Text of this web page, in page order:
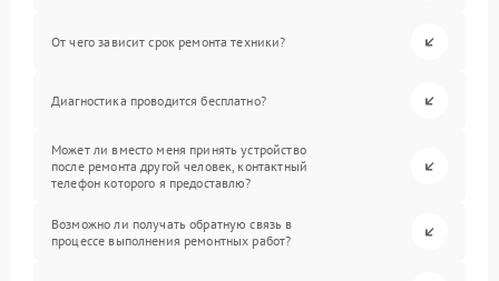
От чего зависит срок ремонта техники?
Диагностика проводится бесплатно?
Может ли вместо меня принять устройство
после ремонта другой человек, контактный
телефон которого я предоставлю?
Возможно ли получать обратную связь в
процессе выполнения ремонтных работ?